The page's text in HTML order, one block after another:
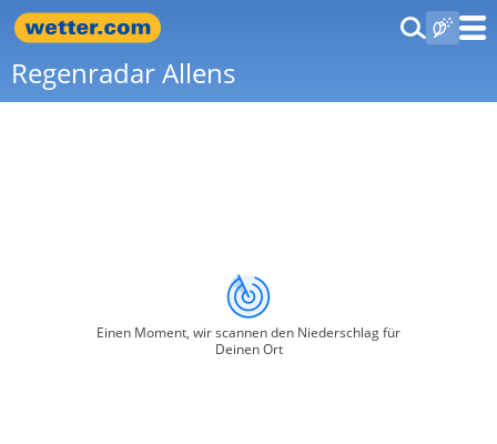
Regenradar Allens
Einen Moment, wir scannen den Niederschlag für
Deinen Ort